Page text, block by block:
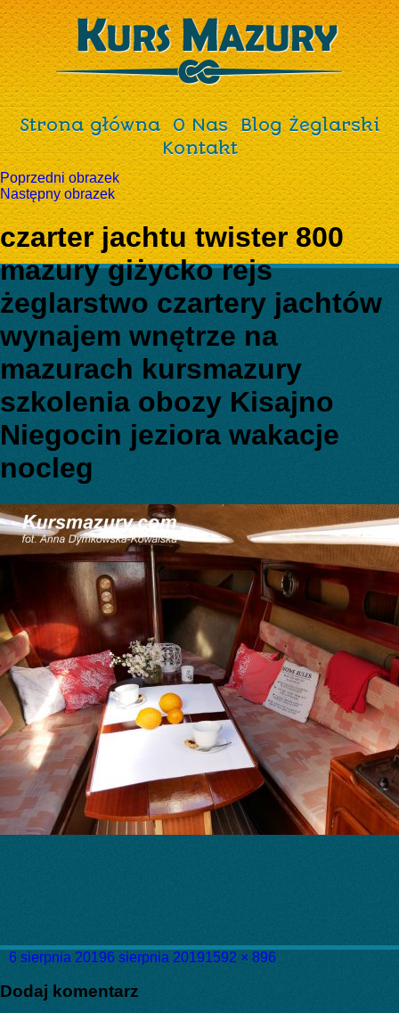
Strona główna O Nas
Blog Żeglarski
Kontakt
Poprzedni obrazek
Następny obrazek
czarter jachtu twister 800
mazury giżycko rejs
żeglarstwo czartery jachtów
wynajem wnętrze na
mazurach kursmazury
szkolenia obozy Kisajno
Niegocin jeziora wakacje
nocleg
Data
6 sierpnia 20196 sierpnia 2019Pełny
1592 × 896
Dodaj komentarz